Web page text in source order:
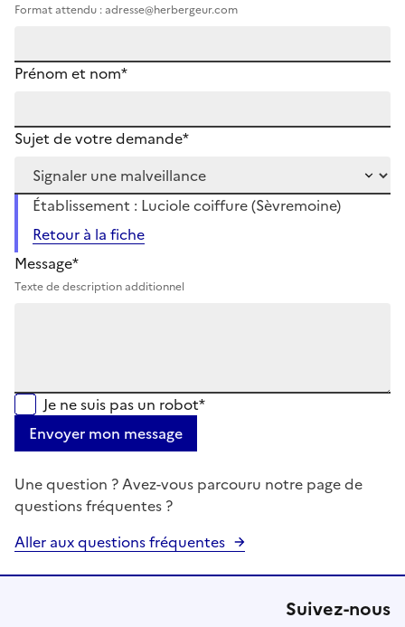
Format attendu : adresse@herbergeur.com
Prénom et nom*
Sujet de votre demande*
Établissement : Luciole coiffure (Sèvremoine)
Retour à la fiche
Message*
Texte de description additionnel
Je ne suis pas un robot*
Envoyer mon message
Une question ? Avez-vous parcouru notre page de
questions fréquentes ?
Aller aux questions fréquentes
Suivez-nous